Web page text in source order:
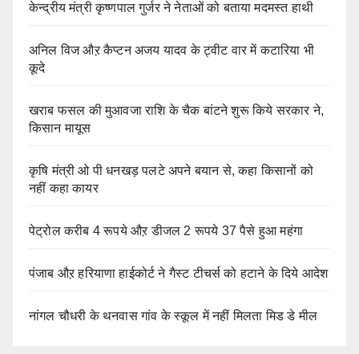
केन्द्रीय मंत्री कृष्णपाल गुर्जर ने नेताओं को बताया मदमस्त हाथी
अनिल विज औऱ कैप्टन अजय यादव के ट्वीट वार में कटारिया भी
कूदे
खराब फसल की मुआवजा राशि के चैक बांटने शुरू किये सरकार ने,
किसान मायूस
कृषि मंत्री ओ पी धनखड़ पलटे अपने बयान से, कहा किसानों को
नहीं कहा कायर
पेट्रोल करीब 4 रूपये औऱ डीजल 2 रूपये 37 पैसे हुआ महंगा
पंजाब औऱ हरियाणा हाईकोर्ट ने गैस्ट टीचर्स को हटाने के दिये आदेश
नांगल चौधरी के थनवास गांव के स्कूल में नहीं मिलता मिड डे मील